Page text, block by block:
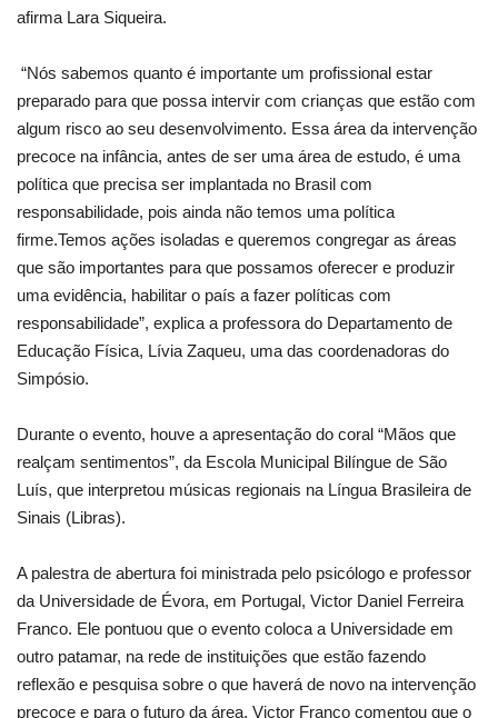
afirma Lara Siqueira.
“Nós sabemos quanto é importante um profissional estar
preparado para que possa intervir com crianças que estão com
algum risco ao seu desenvolvimento. Essa área da intervenção
precoce na infância, antes de ser uma área de estudo, é uma
política que precisa ser implantada no Brasil com
responsabilidade, pois ainda não temos uma política
firme.Temos ações isoladas e queremos congregar as áreas
que são importantes para que possamos oferecer e produzir
uma evidência, habilitar o país a fazer políticas com
responsabilidade”, explica a professora do Departamento de
Educação Física, Lívia Zaqueu, uma das coordenadoras do
Simpósio.
Durante o evento, houve a apresentação do coral “Mãos que
realçam sentimentos”, da Escola Municipal Bilíngue de São
Luís, que interpretou músicas regionais na Língua Brasileira de
Sinais (Libras).
A palestra de abertura foi ministrada pelo psicólogo e professor
da Universidade de Évora, em Portugal, Victor Daniel Ferreira
Franco. Ele pontuou que o evento coloca a Universidade em
outro patamar, na rede de instituições que estão fazendo
reflexão e pesquisa sobre o que haverá de novo na intervenção
precoce e para o futuro da área. Victor Franco comentou que o